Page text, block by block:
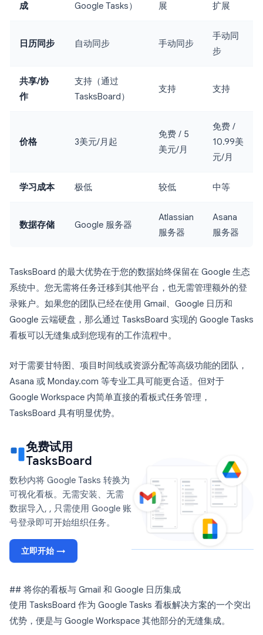
成
Google Tasks）
展
扩展
日历同步 自动同步 手动同步
手动同
步
共享/协
作
支持（通过
TasksBoard）
支持 支持
价格 3美元/月起
免费 / 5
美元/月
免费 /
10.99美
元/月
学习成本 极低 较低 中等
数据存储 Google 服务器
Atlassian
服务器
Asana
服务器
TasksBoard 的最大优势在于您的数据始终保留在 Google 生态
系统中。您无需将任务迁移到其他平台，也无需管理额外的登
录账户。如果您的团队已经在使用 Gmail、Google 日历和
Google 云端硬盘，那么通过 TasksBoard 实现的 Google Tasks
看板可以无缝集成到您现有的工作流程中。
对于需要甘特图、项目时间线或资源分配等高级功能的团队，
Asana 或 Monday.com 等专业工具可能更合适。但对于
Google Workspace 内简单直接的看板式任务管理，
TasksBoard 具有明显优势。
免费试用
TasksBoard
数秒内将 Google Tasks 转换为
可视化看板。无需安装、无需
数据导入, , 只需使用 Google 账
号登录即可开始组织任务。
立即开始 →
## 将你的看板与 Gmail 和 Google 日历集成
使用 TasksBoard 作为 Google Tasks 看板解决方案的一个突出
优势，便是与 Google Workspace 其他部分的无缝集成。